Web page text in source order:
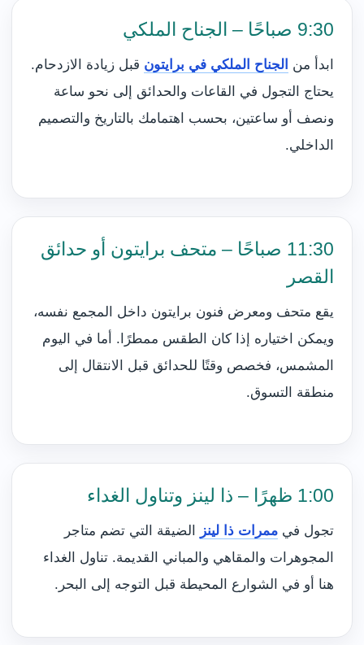
9:30 صباحًا – الجناح الملكي
ابدأ من الجناح الملكي في برايتون قبل زيادة الازدحام.
يحتاج التجول في القاعات والحدائق إلى نحو ساعة
ونصف أو ساعتين، بحسب اهتمامك بالتاريخ والتصميم
الداخلي.
11:30 صباحًا – متحف برايتون أو حدائق
القصر
يقع متحف ومعرض فنون برايتون داخل المجمع نفسه،
ويمكن اختياره إذا كان الطقس ممطرًا. أما في اليوم
المشمس، فخصص وقتًا للحدائق قبل الانتقال إلى
منطقة التسوق.
1:00 ظهرًا – ذا لينز وتناول الغداء
تجول في ممرات ذا لينز
الضيقة التي تضم متاجر
المجوهرات والمقاهي والمباني القديمة. تناول الغداء
هنا أو في الشوارع المحيطة قبل التوجه إلى البحر.